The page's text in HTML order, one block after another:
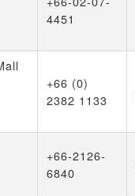
4451
+66 (0)
2382 1133
+66-2126-
6840